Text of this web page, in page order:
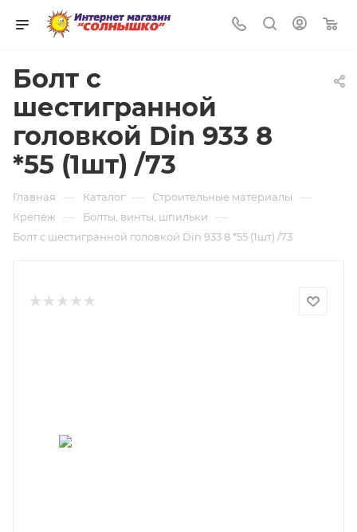
Болт с
шестигранной
головкой Din 933 8
*55 (1шт) /73
Главная — Каталог — Строительные материалы —
Крепёж — Болты, винты, шпильки —
Болт с шестигранной головкой Din 933 8 *55 (1шт) /73